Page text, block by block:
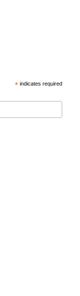
* indicates required